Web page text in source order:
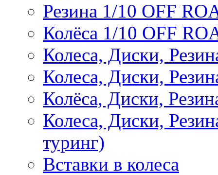
Резина 1/10 OFF
Колёса 1/10 OFF
Колеса, Диски,
Колеса, Диски,
Колёса, Диски,
Колеса, Диски,
туринг)
Вставки в колеса